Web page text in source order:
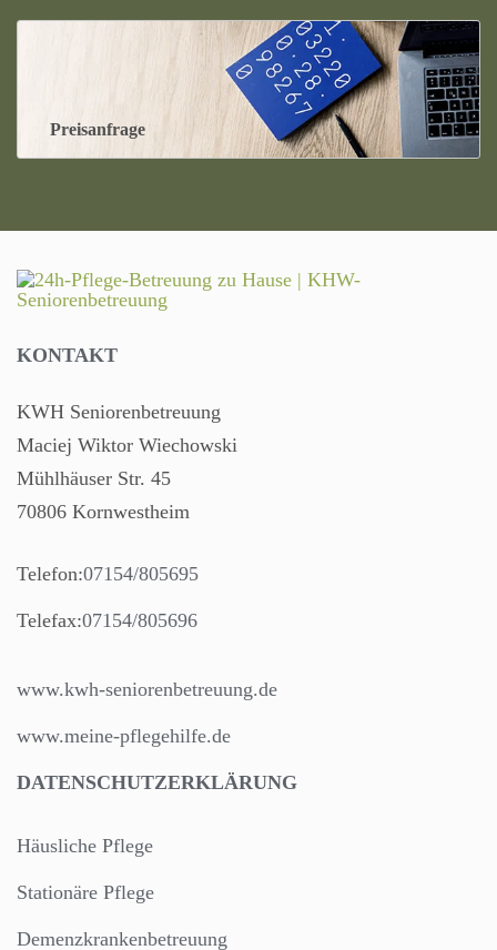
Preisanfrage
KONTAKT
KWH Seniorenbetreuung
Maciej Wiktor Wiechowski
Mühlhäuser Str. 45
70806 Kornwestheim
Telefon:07154/805695
Telefax:07154/805696
www.kwh-seniorenbetreuung.de
www.meine-pflegehilfe.de
DATENSCHUTZERKLÄRUNG
Häusliche Pflege
Stationäre Pflege
Demenzkrankenbetreuung